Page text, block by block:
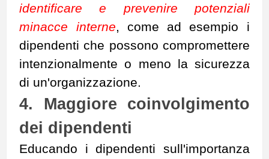
identificare e prevenire potenziali
minacce interne, come ad esempio i
dipendenti che possono compromettere
intenzionalmente o meno la sicurezza
di un'organizzazione.
4. Maggiore coinvolgimento
dei dipendenti
Educando i dipendenti sull'importanza